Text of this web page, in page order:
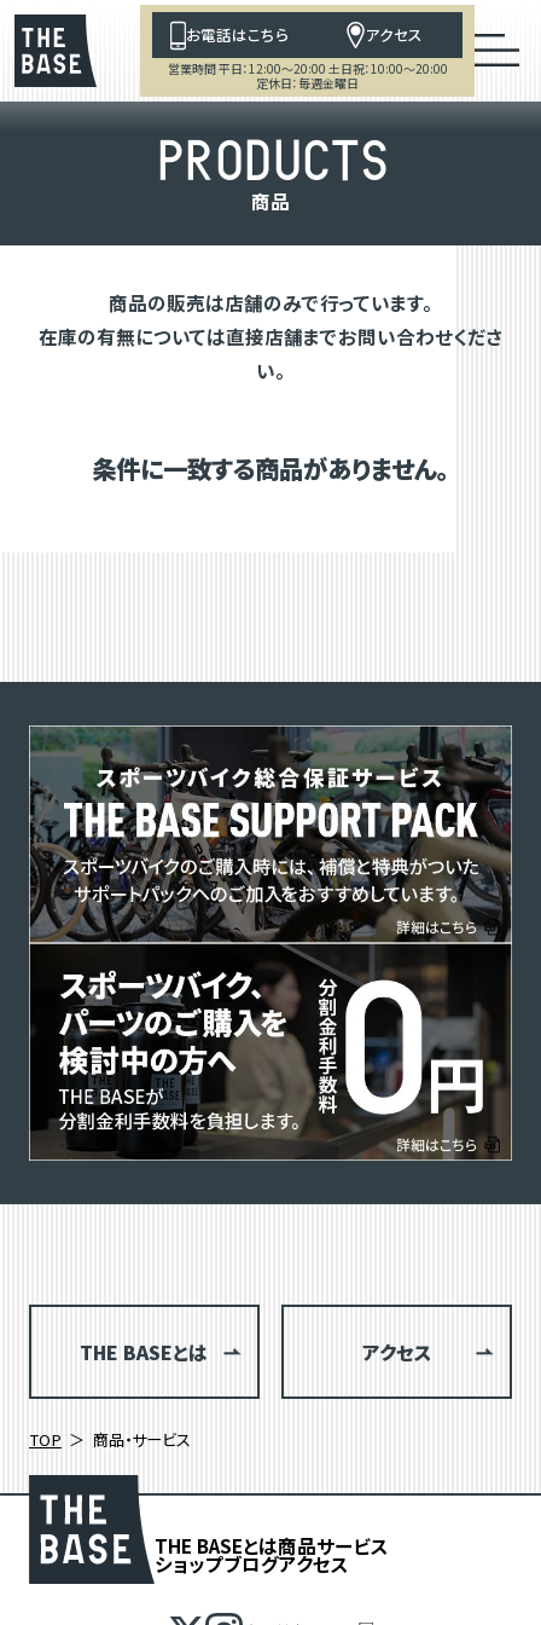
お電話はこちら アクセス
営業時間 平日：12:00～20:00 土日祝：10:00～20:00
定休日：毎週金曜日
PRODUCTS
商品
商品の販売は店舗のみで行っています。
在庫の有無については直接店舗までお問い合わせくださ
い。
条件に一致する商品がありません。
THE BASEとは アクセス
TOP 商品・サービス
THE BASEとは商品サービス
ショップブログアクセス